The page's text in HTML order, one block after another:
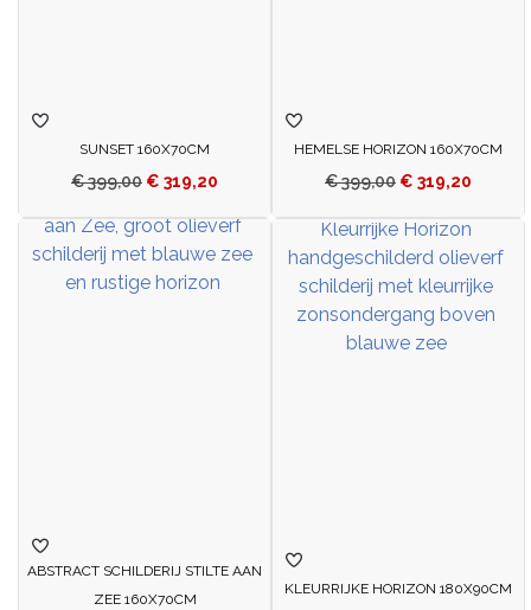
SUNSET 160X70CM
€399,00 € 319,20
HEMELSE HORIZON 160X70CM
€399,00 € 319,20
ABSTRACT SCHILDERIJ STILTE AAN
ZEE 160X70CM
KLEURRIJKE HORIZON 180X90CM